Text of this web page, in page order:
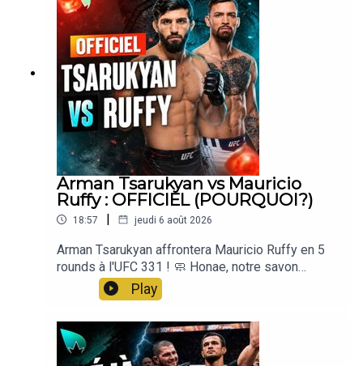
Arman Tsarukyan vs Mauricio
Ruffy : OFFICIEL (POURQUOI?)
18:57 | jeudi 6 août 2026
Arman Tsarukyan affrontera Mauricio Ruffy en 5
rounds à l'UFC 331 ! 🧼 Honae, notre savon
artisanal & made in France, code LASUEUR -10% :
https://honae.fr💪 Nutripure -10% avec le code
pour la deuxième, pour des compléments made in
France https://www.nutripure.fr/fr/
Play